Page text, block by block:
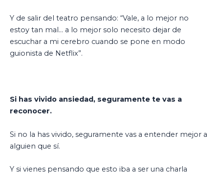
Y de salir del teatro pensando: “Vale, a lo mejor no
estoy tan mal… a lo mejor solo necesito dejar de
escuchar a mi cerebro cuando se pone en modo
guionista de Netflix”.
Si has vivido ansiedad, seguramente te vas a
reconocer.
Si no la has vivido, seguramente vas a entender mejor a
alguien que sí.
Y si vienes pensando que esto iba a ser una charla